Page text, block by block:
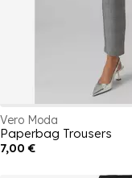
Vero Moda
Paperbag Trousers
7,00 €